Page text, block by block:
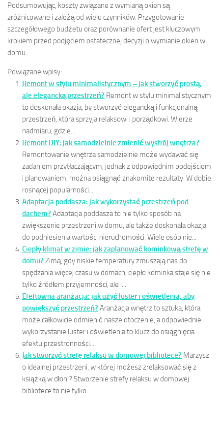
Podsumowując, koszty związane z wymianą okien są
zróżnicowane i zależą od wielu czynników. Przygotowanie
szczegółowego budżetu oraz porównanie ofert jest kluczowym
krokiem przed podjęciem ostatecznej decyzji o wymianie okien w
domu.
Powiązane wpisy:
Remont w stylu minimalistycznym – jak stworzyć prostą,
ale elegancką przestrzeń? Remont w stylu minimalistycznym
to doskonała okazja, by stworzyć elegancką i funkcjonalną
przestrzeń, która sprzyja relaksowi i porządkowi. W erze
nadmiaru, gdzie...
Remont DIY: jak samodzielnie zmienić wystrój wnętrza?
Remontowanie wnętrza samodzielnie może wydawać się
zadaniem przytłaczającym, jednak z odpowiednim podejściem
i planowaniem, można osiągnąć znakomite rezultaty. W dobie
rosnącej popularności...
Adaptacja poddasza: jak wykorzystać przestrzeń pod
dachem? Adaptacja poddasza to nie tylko sposób na
zwiększenie przestrzeni w domu, ale także doskonała okazja
do podniesienia wartości nieruchomości. Wiele osób nie...
Ciepły klimat w zimie: jak zaplanować kominkową strefę w
domu? Zimą, gdy niskie temperatury zmuszają nas do
spędzania więcej czasu w domach, ciepło kominka staje się nie
tylko źródłem przyjemności, ale i...
Efeftowna aranżacja: jak użyć luster i oświetlenia, aby
powiększyć przestrzeń? Aranżacja wnętrz to sztuka, która
może całkowicie odmienić nasze otoczenie, a odpowiednie
wykorzystanie luster i oświetlenia to klucz do osiągnięcia
efektu przestronności....
Jak stworzyć strefę relaksu w domowej bibliotece? Marzysz
o idealnej przestrzeni, w której możesz zrelaksować się z
książką w dłoni? Stworzenie strefy relaksu w domowej
bibliotece to nie tylko...